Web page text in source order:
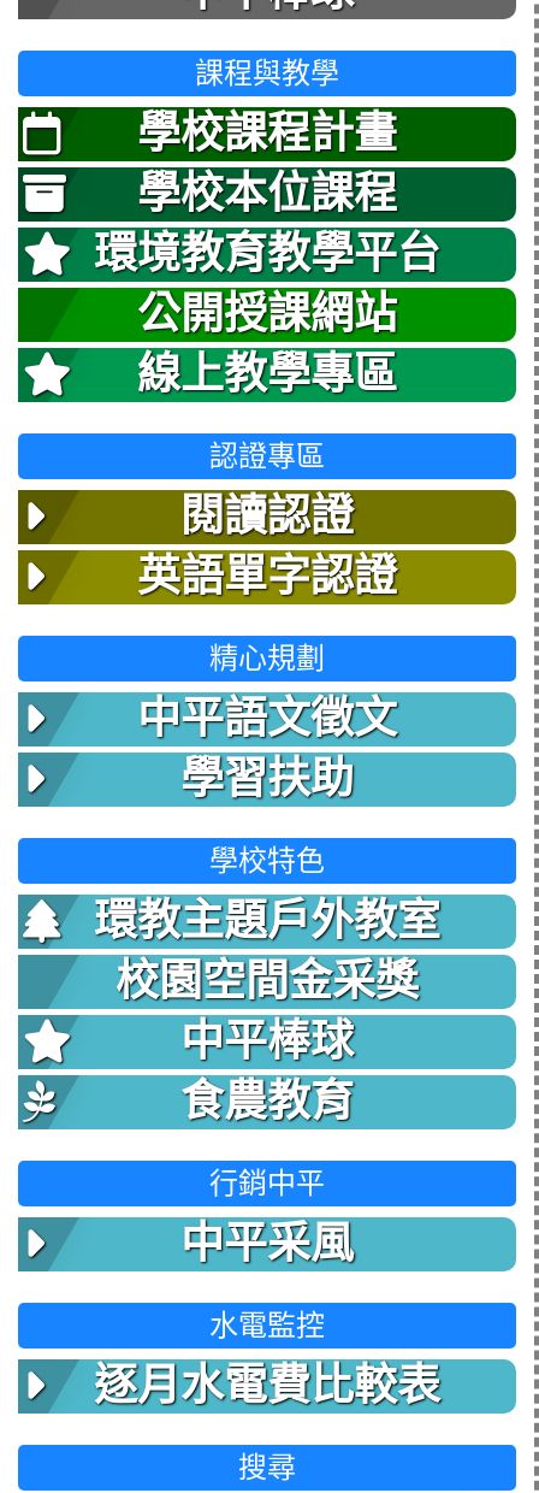
課程與教學
學校課程計畫
學校本位課程
環境教育教學平台
公開授課網站
線上教學專區
認證專區
閱讀認證
英語單字認證
精心規劃
中平語文徵文
學習扶助
學校特色
環教主題戶外教室
校園空間金采獎
中平棒球
食農教育
行銷中平
中平采風
水電監控
逐月水電費比較表
搜尋